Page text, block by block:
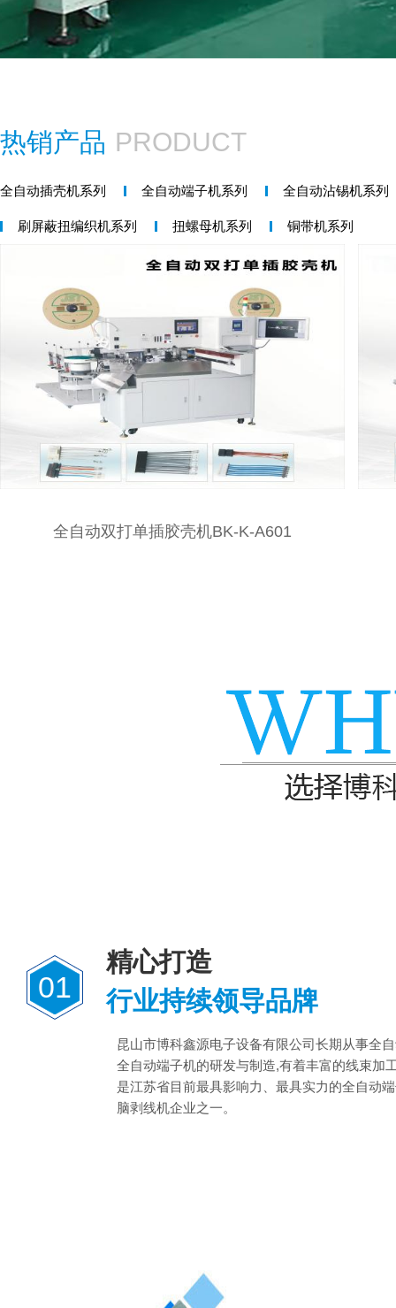
热销产品 PRODUCT
全自动插壳机系列 全自动端子机系列 全自动沾锡机系列
刷屏蔽扭编织机系列 扭螺母机系列 铜带机系列
K-A601 全自动双线合压单端插胶壳
01
精心打造
行业持续领导品牌
昆山市博科鑫源电子设备有限公司长期从事全
全自动端子机的研发与制造,有着丰富的线束加
是江苏省目前最具影响力、最具实力的全自动
脑剥线机企业之一。